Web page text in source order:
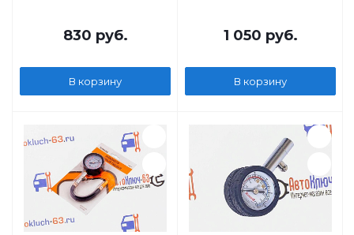
830 руб.
В корзину
PARTNER
1 050 руб.
В корзину